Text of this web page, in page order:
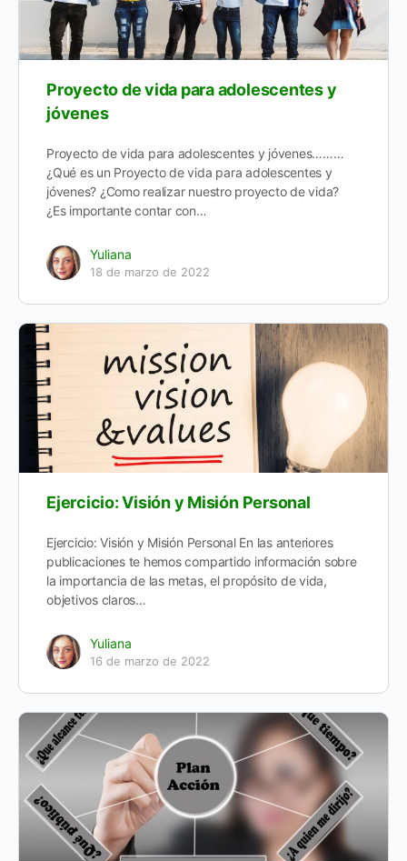
Proyecto de vida para adolescentes y
jóvenes
Proyecto de vida para adolescentes y jóvenes………
¿Qué es un Proyecto de vida para adolescentes y
jóvenes? ¿Como realizar nuestro proyecto de vida?
¿Es importante contar con…
Yuliana
18 de marzo de 2022
Ejercicio: Visión y Misión Personal
Ejercicio: Visión y Misión Personal En las anteriores
publicaciones te hemos compartido información sobre
la importancia de las metas, el propósito de vida,
objetivos claros…
Yuliana
16 de marzo de 2022